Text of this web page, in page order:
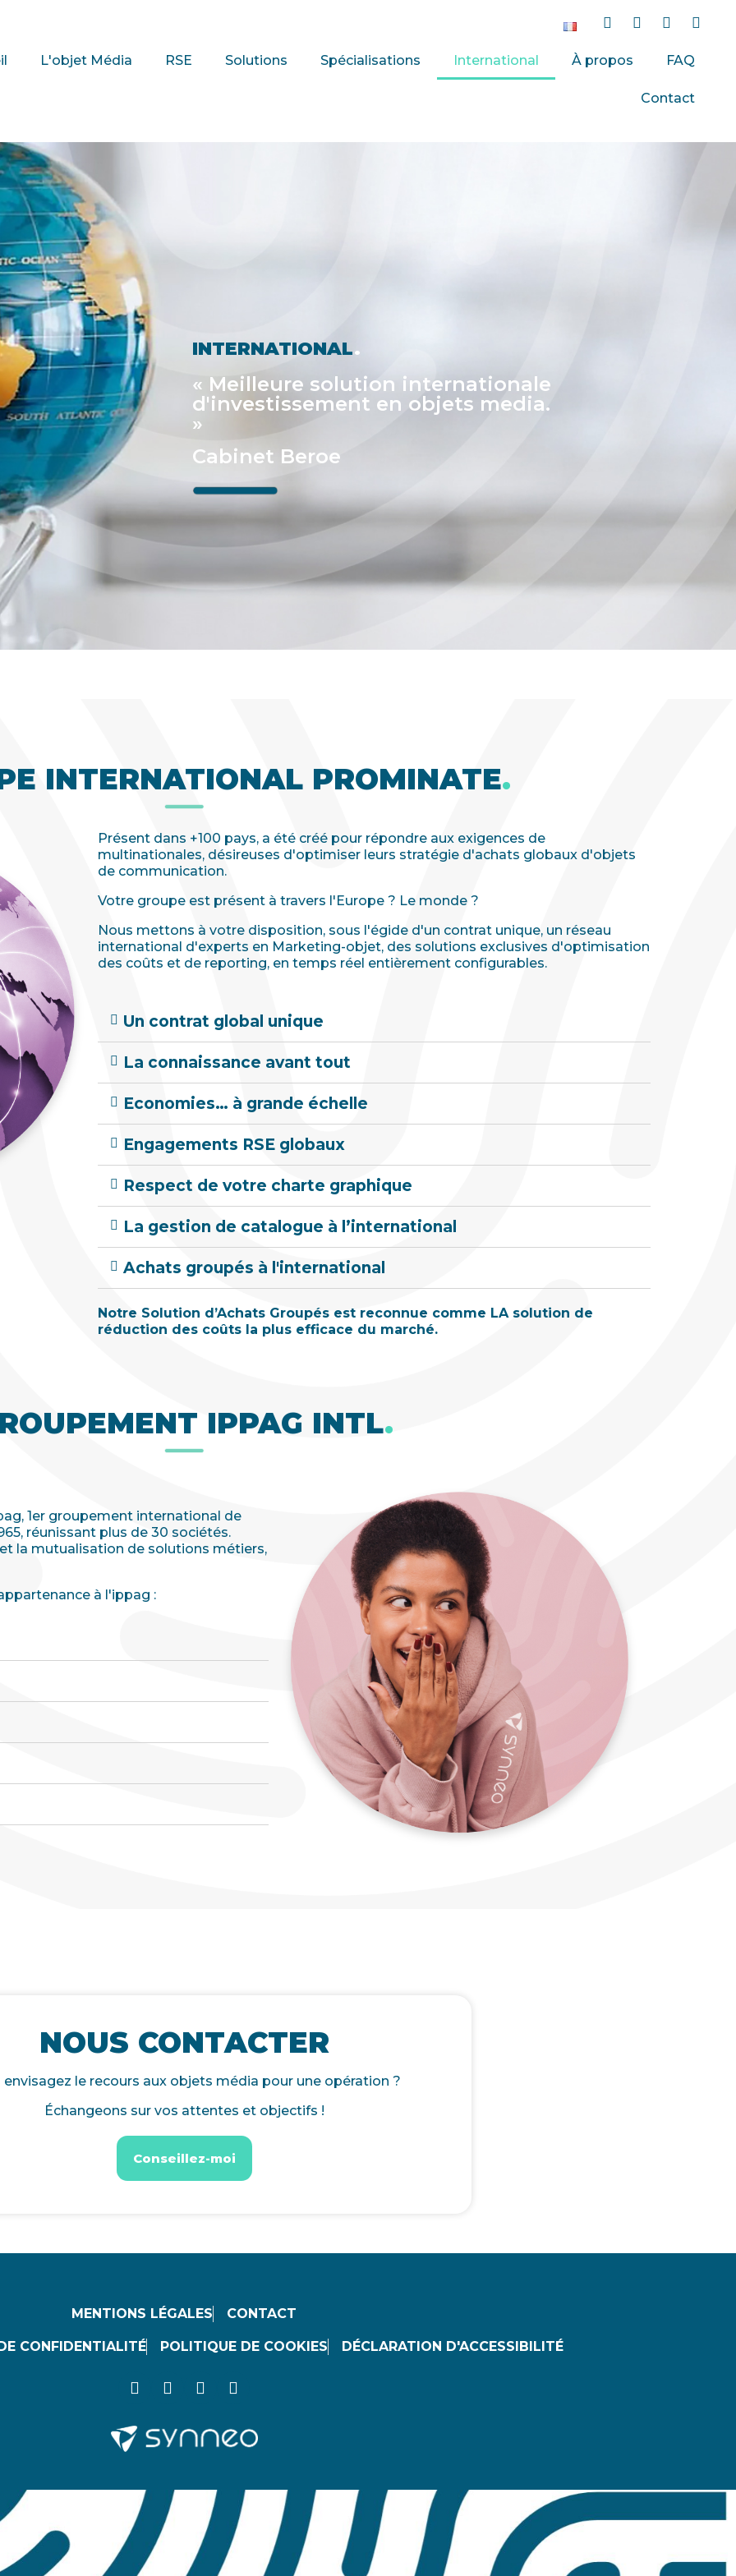
L'objet Média RSE Solutions Spécialisations International À propos FAQ
Contact
INTERNATIONAL.
« Meilleure solution internationale
d'investissement en objets media.
»
Cabinet Beroe
INTERNATIONAL PROMINATE.
Présent dans +100 pays, a été créé pour répondre aux exigences de
multinationales, désireuses d'optimiser leurs stratégie d'achats globaux d'objets
de communication.
Votre groupe est présent à travers l'Europe ? Le monde ?
Nous mettons à votre disposition, sous l'égide d'un contrat unique, un réseau
international d'experts en Marketing-objet, des solutions exclusives d'optimisation
des coûts et de reporting, en temps réel entièrement configurables.
Un contrat global unique
La connaissance avant tout
Economies… à grande échelle
Engagements RSE globaux
Respect de votre charte graphique
La gestion de catalogue à l’international
Achats groupés à l'international
Notre Solution d’Achats Groupés est reconnue comme LA solution de
réduction des coûts la plus efficace du marché.
IPPAG INTL.
1er groupement international de
réunissant plus de 30 sociétés.
la mutualisation de solutions métiers,
à l'ippag :
NOUS CONTACTER
envisagez le recours aux objets média pour une opération ?
Échangeons sur vos attentes et objectifs !
Conseillez-moi
MENTIONS LÉGALES CONTACT
CONFIDENTIALITÉ POLITIQUE DE COOKIES DÉCLARATION D'ACCESSIBILITÉ